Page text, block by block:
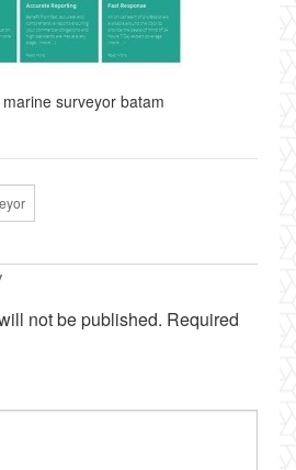
surveyor batam
not be published. Required